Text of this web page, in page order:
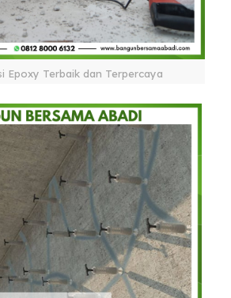
Epoxy Terbaik dan Terpercaya